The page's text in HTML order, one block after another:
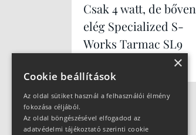
Csak 4 watt, de bőven
elég Specialized S-
Works Tarmac SL9
×
Cookie beállítások
Az oldal sütiket használ a felhasználói élmény
fokozása céljából.
Az oldal böngészésével elfogadod az
adatvédelmi tájékoztató szerinti cookie